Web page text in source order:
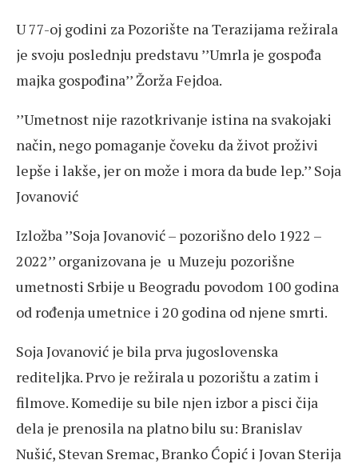
U 77-oj godini za Pozorište na Terazijama režirala
je svoju poslednju predstavu ’’Umrla je gospođa
majka gospođina’’ Žorža Fejdoa.
’’Umetnost nije razotkrivanje istina na svakojaki
način, nego pomaganje čoveku da život proživi
lepše i lakše, jer on može i mora da bude lep.’’ Soja
Jovanović
Izložba ’’Soja Jovanović – pozorišno delo 1922 –
2022’’ organizovana je u Muzeju pozorišne
umetnosti Srbije u Beogradu povodom 100 godina
od rođenja umetnice i 20 godina od njene smrti.
Soja Jovanović je bila prva jugoslovenska
rediteljka. Prvo je režirala u pozorištu a zatim i
filmove. Komedije su bile njen izbor a pisci čija
dela je prenosila na platno bilu su: Branislav
Nušić, Stevan Sremac, Branko Ćopić i Jovan Sterija